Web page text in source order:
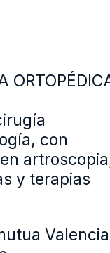
con
y terapias
Valencia